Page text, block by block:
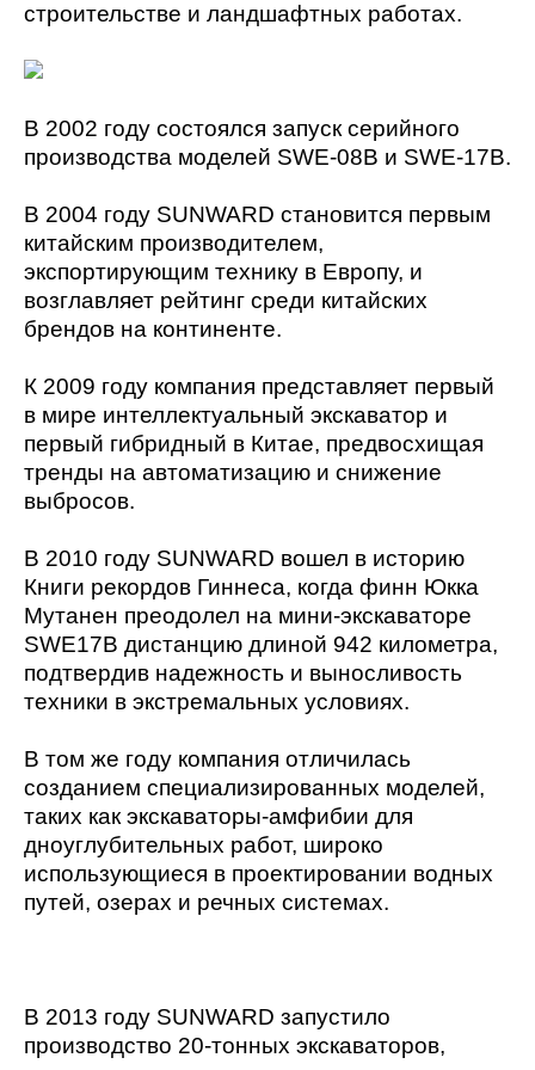
строительстве и ландшафтных работах.
В 2002 году состоялся запуск серийного
производства моделей SWE-08B и SWE-17B.
В 2004 году SUNWARD становится первым
китайским производителем,
экспортирующим технику в Европу, и
возглавляет рейтинг среди китайских
брендов на континенте.
К 2009 году компания представляет первый
в мире интеллектуальный экскаватор и
первый гибридный в Китае, предвосхищая
тренды на автоматизацию и снижение
выбросов.
В 2010 году SUNWARD вошел в историю
Книги рекордов Гиннеса, когда финн Юкка
Мутанен преодолел на мини-экскаваторе
SWE17B дистанцию длиной 942 километра,
подтвердив надежность и выносливость
техники в экстремальных условиях.
В том же году компания отличилась
созданием специализированных моделей,
таких как экскаваторы-амфибии для
дноуглубительных работ, широко
использующиеся в проектировании водных
путей, озерах и речных системах.
В 2013 году SUNWARD запустило
производство 20-тонных экскаваторов,